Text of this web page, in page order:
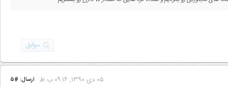
ارسال: #۵ ۰۵ دى ۱۳۹۰, ۰۹:۱۶ ب.ظ